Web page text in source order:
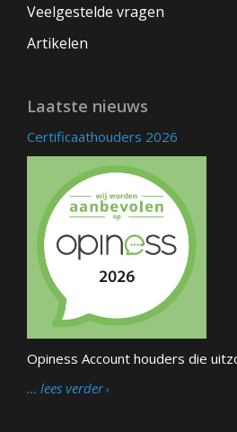
Veelgestelde vragen
Artikelen
Laatste nieuws
Certificaathouders 2026
Opiness Account houders die
… lees verder